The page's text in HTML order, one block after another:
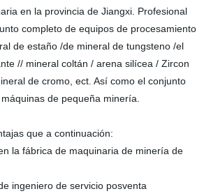
en la provincia de Jiangxi. Profesional
completo de equipos de procesamiento
de estaño /de mineral de tungsteno /el
// mineral coltán / arena silícea / Zircon
de cromo, ect. Así como el conjunto
de pequeña minería.
que a continuación:
la fábrica de maquinaria de minería de
ingeniero de servicio posventa